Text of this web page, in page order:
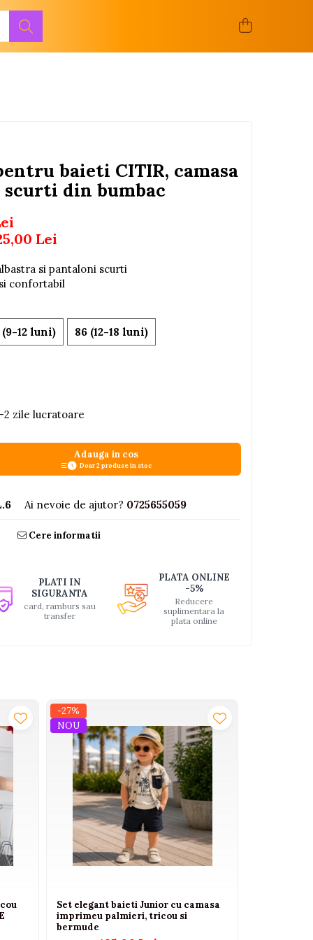
baieti CITIR, camasa
din bumbac
Lei
si pantaloni scurti
confortabil
(9-12 luni) 86 (12-18 luni)
2 zile lucratoare
Adauga in cos
Doar 2 produse in stoc
Ai nevoie de ajutor? 0725655059
Cere informatii
PLATI IN
SIGURANTA
card, ramburs sau
transfer
PLATA ONLINE
-5%
Reducere
suplimentara la
plata online
-27%
NOU
Set elegant baieti Junior cu camasa
imprimeu palmieri, tricou si
bermude